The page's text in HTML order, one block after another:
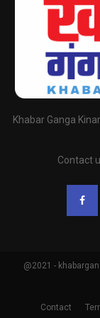
Khabar Ganga
Contact
@2021 -
Contact